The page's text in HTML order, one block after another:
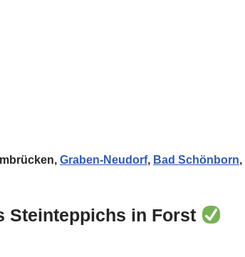
Graben-Neudorf, Bad Schönborn,
Steinteppichs in Forst